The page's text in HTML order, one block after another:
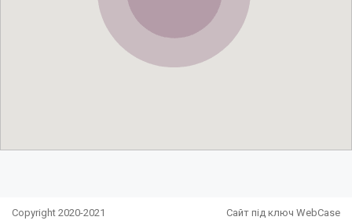
Copyright 2020-2021 Сайт під ключ WebCase